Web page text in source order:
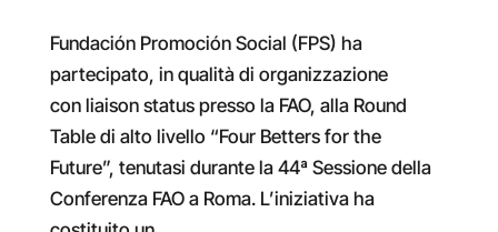
Fundación Promoción Social (FPS) ha
partecipato, in qualità di organizzazione
con liaison status presso la FAO, alla Round
Table di alto livello “Four Betters for the
Future”, tenutasi durante la 44ª Sessione della
Conferenza FAO a Roma. L’iniziativa ha